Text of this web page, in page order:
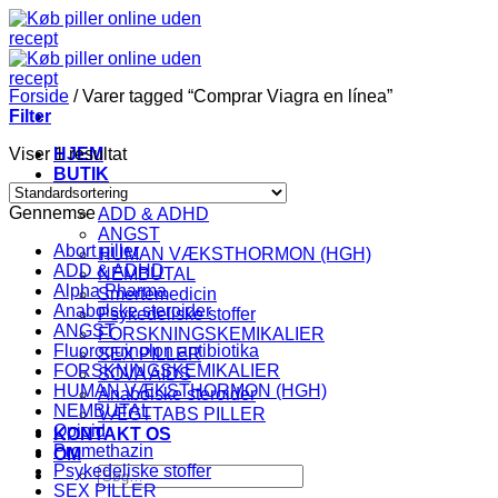
Fortsæt
til
indhold
HJEM
BUTIK
KATEGORI
ADD & ADHD
ANGST
HUMAN VÆKSTHORMON (HGH)
NEMBUTAL
Smertemedicin
Psykedeliske stoffer
FORSKNINGSKEMIKALIER
SEX PILLER
SOVA AIDS
Anabolske steroider
VÆGTTABS PILLER
KONTAKT OS
OM
Søg
efter:
Forside /Varer tagged “Comprar Viagra en línea”
Filter
Viser 1 resultat
Gennemse
Abort piller
ADD & ADHD
Alpha Pharma
Anabolske steroider
ANGST
Fluoroquinolon antibiotika
FORSKNINGSKEMIKALIER
HUMAN VÆKSTHORMON (HGH)
NEMBUTAL
Opioid
Promethazin
Psykedeliske stoffer
SEX PILLER